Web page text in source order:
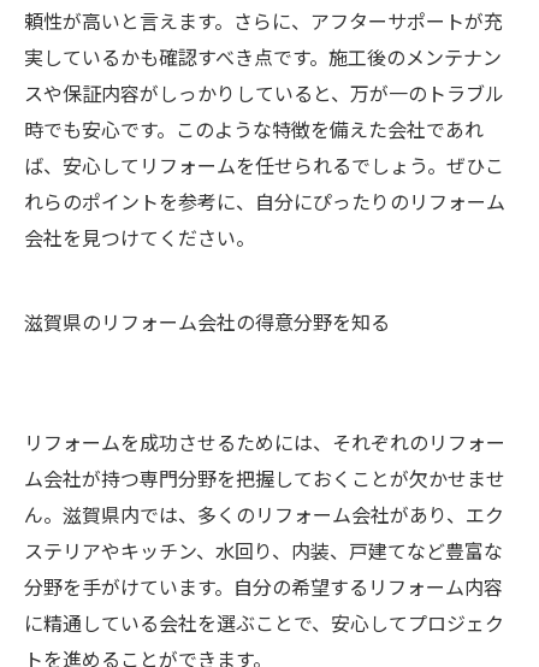
頼性が高いと言えます。さらに、アフターサポートが充
実しているかも確認すべき点です。施工後のメンテナン
スや保証内容がしっかりしていると、万が一のトラブル
時でも安心です。このような特徴を備えた会社であれ
ば、安心してリフォームを任せられるでしょう。ぜひこ
れらのポイントを参考に、自分にぴったりのリフォーム
会社を見つけてください。
滋賀県のリフォーム会社の得意分野を知る
リフォームを成功させるためには、それぞれのリフォー
ム会社が持つ専門分野を把握しておくことが欠かせませ
ん。滋賀県内では、多くのリフォーム会社があり、エク
ステリアやキッチン、水回り、内装、戸建てなど豊富な
分野を手がけています。自分の希望するリフォーム内容
に精通している会社を選ぶことで、安心してプロジェク
トを進めることができます。